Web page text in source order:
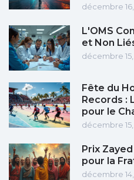
décembre
L'OMS
et Non
décembre
Fête du
Records :
pour le
décembre
Prix
pour la
décembre